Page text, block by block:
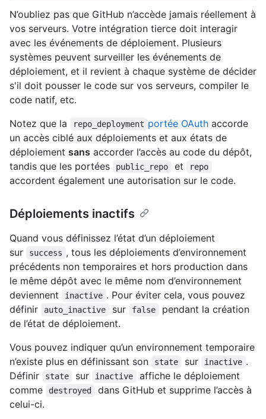
N’oubliez pas que GitHub n’accède jamais réellement à
vos serveurs. Votre intégration tierce doit interagir
avec les événements de déploiement. Plusieurs
systèmes peuvent surveiller les événements de
déploiement, et il revient à chaque système de décider
s'il doit pousser le code sur vos serveurs, compiler le
code natif, etc.
Notez que la
repo_deployment portée OAuthaccorde
un accès ciblé aux déploiements et aux états de
déploiement sans accorder l’accès au code du dépôt,
tandis que les portées
public_repo et repo
accordent également une autorisation sur le code.
Déploiements inactifs
Quand vous définissez l’état d’un déploiement
sur
success , tous les déploiements d’environnement
précédents non temporaires et hors production dans
le même dépôt avec le même nom d’environnement
deviennent
inactive . Pour éviter cela, vous pouvez
définir
auto_inactive sur false
pendant la création
de l’état de déploiement.
Vous pouvez indiquer qu’un environnement temporaire
n’existe plus en définissant son
state sur inactive .
Définir
state sur inactive
affiche le déploiement
comme
destroyed
dans GitHub et supprime l’accès à
celui-ci.